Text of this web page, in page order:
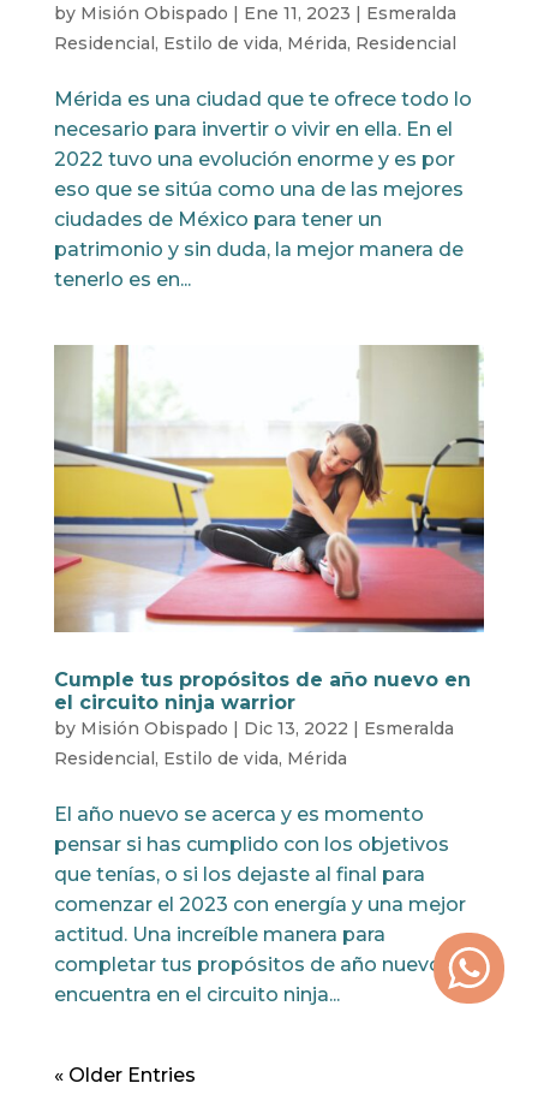
by Misión Obispado | Ene 11, 2023 | Esmeralda
Residencial, Estilo de vida, Mérida, Residencial
Mérida es una ciudad que te ofrece todo lo
necesario para invertir o vivir en ella. En el
2022 tuvo una evolución enorme y es por
eso que se sitúa como una de las mejores
ciudades de México para tener un
patrimonio y sin duda, la mejor manera de
tenerlo es en...
Cumple tus propósitos de año nuevo en
el circuito ninja warrior
by Misión Obispado | Dic 13, 2022 | Esmeralda
Residencial, Estilo de vida, Mérida
El año nuevo se acerca y es momento
pensar si has cumplido con los objetivos
que tenías, o si los dejaste al final para
comenzar el 2023 con energía y una mejor
actitud. Una increíble manera para
completar tus propósitos de año nuevo se
encuentra en el circuito ninja...
« Older Entries